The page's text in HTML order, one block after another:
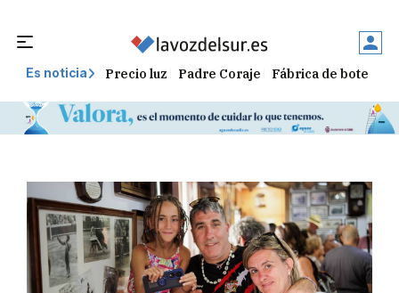
Es noticia Precio luz Padre Coraje Fábrica de botellas